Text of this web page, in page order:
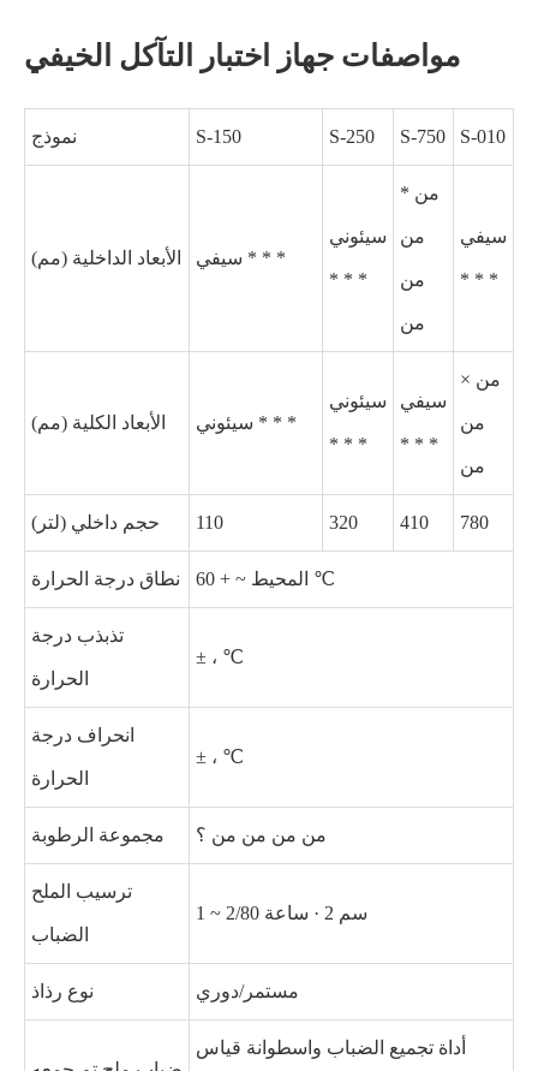
مواصفات جهاز اختبار التآكل الخيفي
نموذج S-150 S-250 S-750 S-010
الأبعاد الداخلية (مم) سيفي * * *
سيئوني
* * *
* من
من
من
من
سيفي
* * *
الأبعاد الكلية (مم) سيئوني * * *
سيئوني
* * *
سيفي
* * *
× من
من
من
حجم داخلي (لتر) 110 320 410 780
نطاق درجة الحرارة المحيط ~ + 60 ℃
تذبذب درجة
الحرارة
± ، ℃
انحراف درجة
الحرارة
± ، ℃
مجموعة الرطوبة من من من من ؟
ترسيب الملح
الضباب
1 ~ 2/80 سم 2 · ساعة
نوع رذاذ مستمر/دوري
أداة تجميع الضباب واسطوانة قياس